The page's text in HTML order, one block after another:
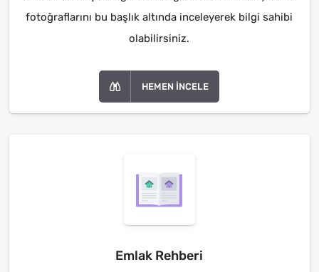
fotoğraflarını bu başlık altında inceleyerek bilgi sahibi
olabilirsiniz.
HEMEN İNCELE
Emlak Rehberi